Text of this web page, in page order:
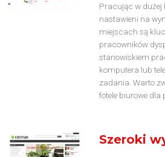
Pracując w
nastawieni na
miejscach są
pracowników
stanowiskiem
komputera lub
zadania. Warto
fotele biurowe dla
Szeroki